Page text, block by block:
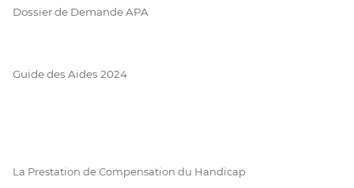
Dossier de Demande APA
Guide des Aides 2024
La Prestation de Compensation du Handicap